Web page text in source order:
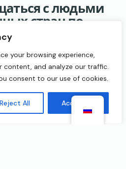
your browsing experience,
content, and analyze our traffic.
consent to our use of cookies.
Reject All Accept All
с людьми
стран по
местоположения
что позволяет им
Эта функция позволяет
более